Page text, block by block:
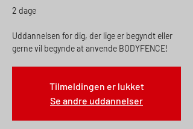
2 dage
Uddannelsen for dig, der lige er begyndt eller
gerne vil begynde at anvende BODYFENCE!
Tilmeldingen er lukket
Se andre uddannelser